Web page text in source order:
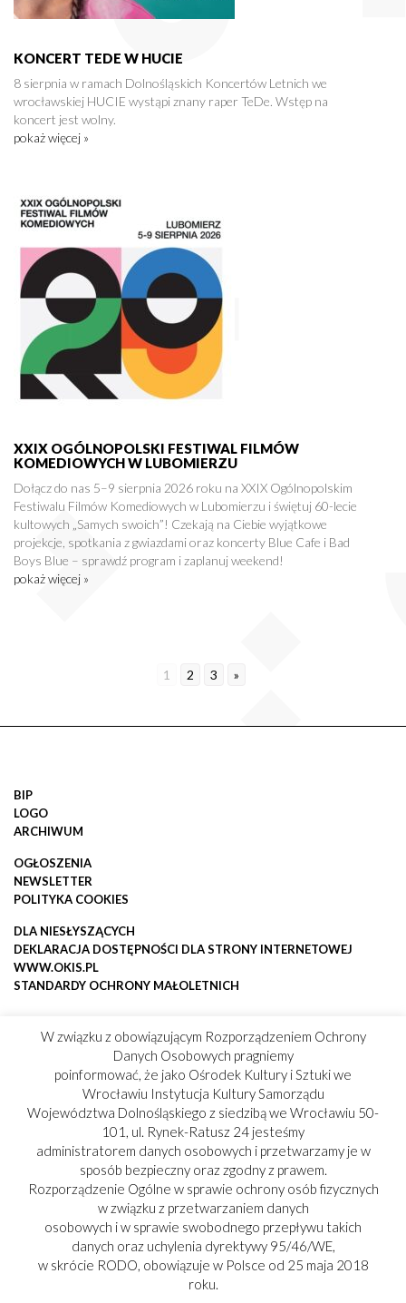
KONCERT TEDE W HUCIE
8 sierpnia w ramach Dolnośląskich Koncertów Letnich we
wrocławskiej HUCIE wystąpi znany raper TeDe. Wstęp na
koncert jest wolny.
pokaż więcej »
XXIX OGÓLNOPOLSKI FESTIWAL FILMÓW
KOMEDIOWYCH W LUBOMIERZU
Dołącz do nas 5–9 sierpnia 2026 roku na XXIX Ogólnopolskim
Festiwalu Filmów Komediowych w Lubomierzu i świętuj 60-lecie
kultowych „Samych swoich”! Czekają na Ciebie wyjątkowe
projekcje, spotkania z gwiazdami oraz koncerty Blue Cafe i Bad
Boys Blue – sprawdź program i zaplanuj weekend!
pokaż więcej »
1 2 3 »
BIP
LOGO
ARCHIWUM
OGŁOSZENIA
NEWSLETTER
POLITYKA COOKIES
DLA NIESŁYSZĄCYCH
DEKLARACJA DOSTĘPNOŚCI DLA STRONY INTERNETOWEJ
WWW.OKIS.PL
STANDARDY OCHRONY MAŁOLETNICH
W związku z obowiązującym Rozporządzeniem Ochrony
Danych Osobowych pragniemy
poinformować, że jako Ośrodek Kultury i Sztuki we
Wrocławiu Instytucja Kultury Samorządu
Województwa Dolnośląskiego z siedzibą we Wrocławiu 50-
101, ul. Rynek-Ratusz 24 jesteśmy
administratorem danych osobowych i przetwarzamy je w
sposób bezpieczny oraz zgodny z prawem.
Rozporządzenie Ogólne w sprawie ochrony osób fizycznych
w związku z przetwarzaniem danych
osobowych i w sprawie swobodnego przepływu takich
danych oraz uchylenia dyrektywy 95/46/WE,
w skrócie RODO, obowiązuje w Polsce od 25 maja 2018
roku.